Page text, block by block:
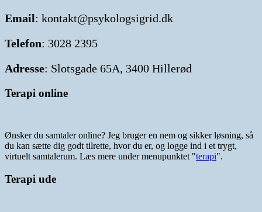
Email: kontakt@psykologsigrid.dk
Telefon: 3028 2395
Adresse: Slotsgade 65A, 3400 Hillerød
Terapi online
Ønsker du samtaler online? Jeg bruger en nem og sikker løsning, så
du kan sætte dig godt tilrette, hvor du er, og logge ind i et trygt,
virtuelt samtalerum. Læs mere under menupunktet "terapi".
Terapi ude